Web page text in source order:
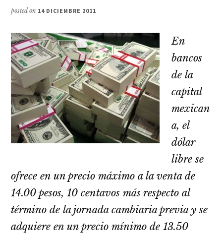
posted on 14 DICIEMBRE 2011
En
bancos
de la
capital
mexican
a, el
dólar
libre se
ofrece en un precio máximo a la venta de
14.00 pesos, 10 centavos más respecto al
término de la jornada cambiaria previa y se
adquiere en un precio mínimo de 13.50